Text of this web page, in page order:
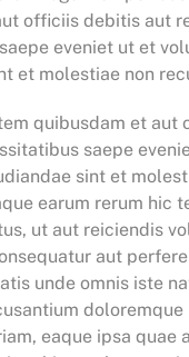
officiis debitis aut
eveniet ut et
et molestiae non
quibusdam et aut
saepe
sint et
earum rerum hic
ut aut reiciendis
aut
unde omnis iste
doloremque
eaque ipsa quae